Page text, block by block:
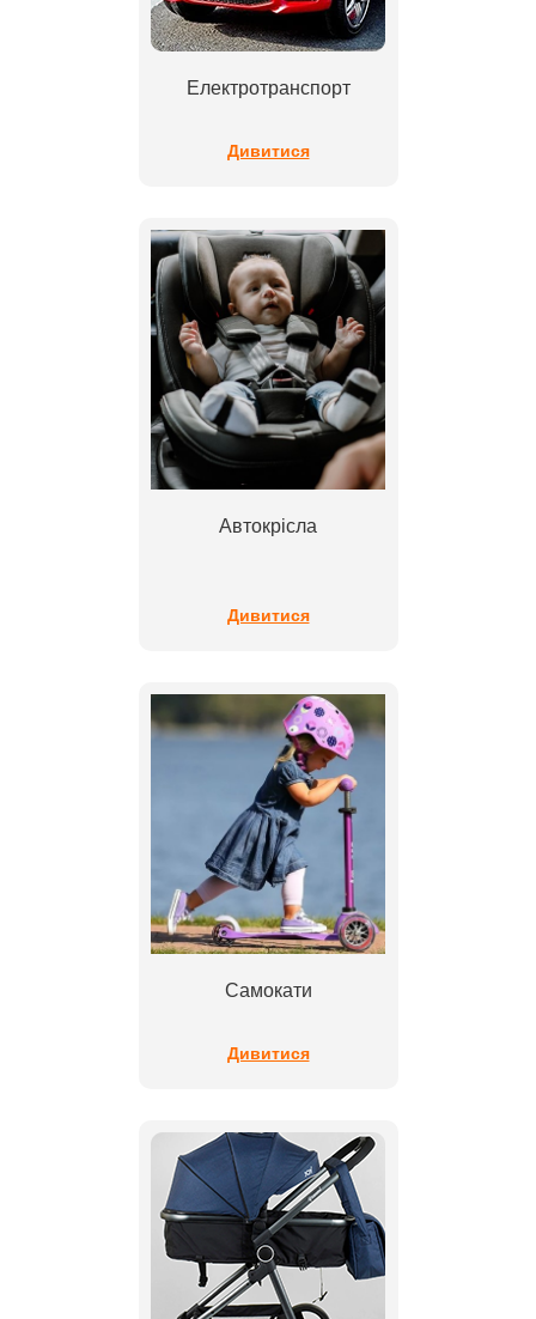
Електротранспорт
Дивитися
Автокрісла
Дивитися
Самокати
Дивитися